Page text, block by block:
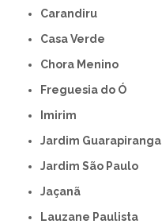
Carandiru
Casa Verde
Chora Menino
Freguesia do Ó
Imirim
Jardim Guarapiranga
Jardim São Paulo
Jaçanã
Lauzane Paulista